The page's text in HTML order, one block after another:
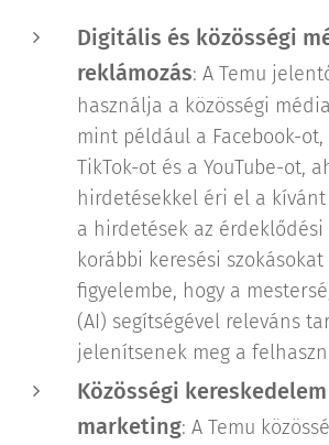
Digitális és közösségi
reklámozás: A Temu
használja a közösségi
mint például a Facebook-
TikTok-ot és a YouTube-ot,
hirdetésekkel éri el a kívánt
a hirdetések az érdeklődési
korábbi keresési szokásokat
figyelembe, hogy a
(AI) segítségével releváns
jelenítsenek meg a
Közösségi
marketing: A Temu